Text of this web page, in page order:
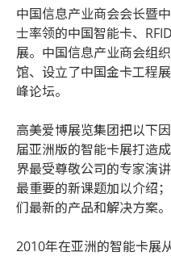
中国信息产业商会会长暨
士率领的中国智能卡、
展。中国信息产业商会组
馆、设立了中国金卡工程
峰论坛。
高美爱博展览集团把以下
届亚洲版的智能卡展打造
界最受尊敬公司的专家演
最重要的新课题加以介绍
们最新的产品和解决方案。
2010年在亚洲的智能卡展